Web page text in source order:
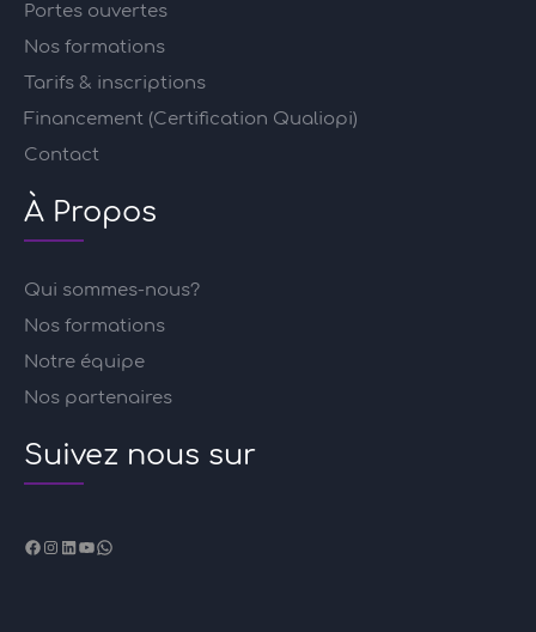
Portes ouvertes
Nos formations
Tarifs & inscriptions
Financement (Certification Qualiopi)
Contact
À Propos
Qui sommes-nous?
Nos formations
Notre équipe
Nos partenaires
Suivez nous sur
Facebook
Instagram
LinkedIn
YouTube
WhatsApp